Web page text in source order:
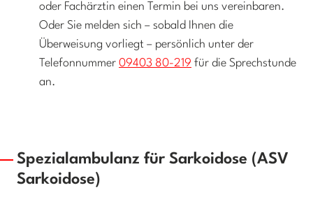
oder Fachärztin einen Termin bei uns vereinbaren.
Oder Sie melden sich – sobald Ihnen die
Überweisung vorliegt – persönlich unter der
Telefonnummer 09403 80-219 für die Sprechstunde
an.
Spezialambulanz für Sarkoidose (ASV
Sarkoidose)